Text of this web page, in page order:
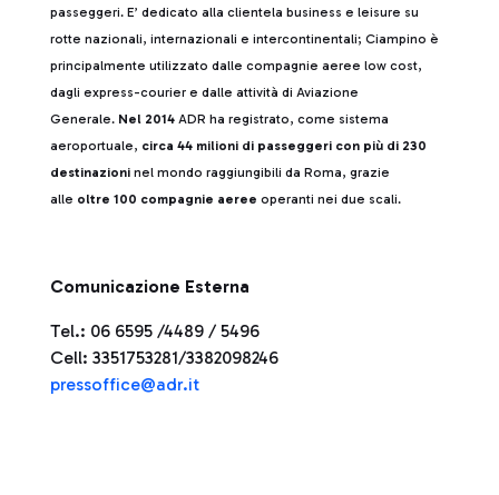
passeggeri. E’ dedicato alla clientela business e leisure su
rotte nazionali, internazionali e intercontinentali; Ciampino è
principalmente utilizzato dalle compagnie aeree low cost,
dagli express-courier e dalle attività di Aviazione
Generale. Nel 2014 ADR ha registrato, come sistema
aeroportuale, circa 44 milioni di passeggeri con più di 230
destinazioni nel mondo raggiungibili da Roma, grazie
alle oltre 100 compagnie aeree operanti nei due scali.
Comunicazione Esterna
Tel.: 06 6595 /4489 / 5496
Cell: 3351753281/3382098246
pressoffice@adr.it